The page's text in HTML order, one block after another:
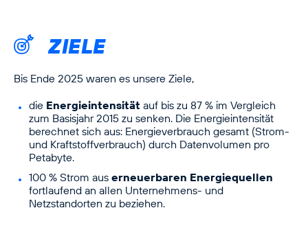
ZIELE
Bis Ende 2025 waren es unsere Ziele,
die Energieintensität auf bis zu 87 % im Vergleich
zum Basisjahr 2015 zu senken. Die Energieintensität
berechnet sich aus: Energieverbrauch gesamt (Strom-
und Kraftstoffverbrauch) durch Datenvolumen pro
Petabyte.
100 % Strom aus erneuerbaren Energiequellen
fortlaufend an allen Unternehmens- und
Netzstandorten zu beziehen.